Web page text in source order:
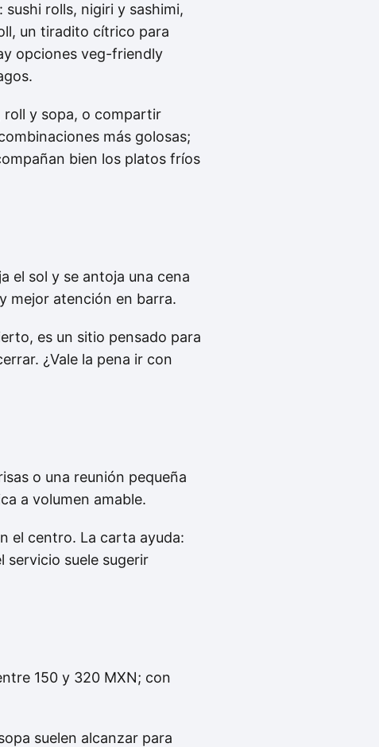
rolls, nigiri y sashimi,
un tiradito cítrico para
opciones veg-friendly
roll y sopa, o compartir
más golosas;
bien los platos fríos
el sol y se antoja una cena
mejor atención en barra.
es un sitio pensado para
¿Vale la pena ir con
o una reunión pequeña
a volumen amable.
el centro. La carta ayuda:
servicio suele sugerir
150 y 320 MXN; con
suelen alcanzar para